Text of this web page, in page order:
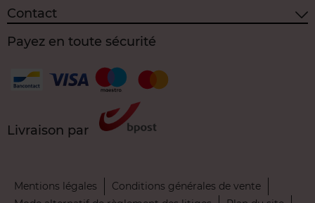
Contact
Payez en toute sécurité
Livraison par
Mentions légales
Conditions générales de vente